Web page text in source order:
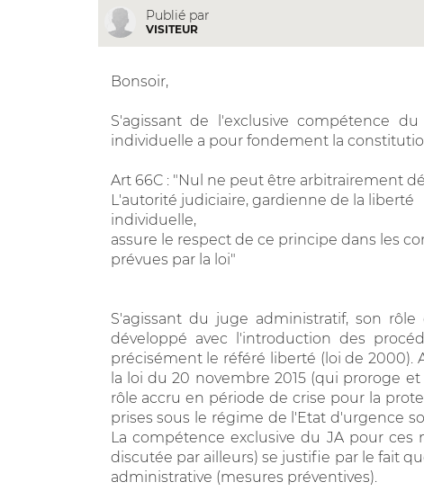
Publié par
VISITEUR
Bonsoir,
S'agissant de l'exclusive compétence
individuelle a pour fondement la
Art 66C : "Nul ne peut être arbitrairement
L'autorité judiciaire, gardienne de la liberté
individuelle,
assure le respect de ce principe dans les
prévues par la loi"
S'agissant du juge administratif, son
développé avec l'introduction des
précisément le référé liberté (loi de 2000).
la loi du 20 novembre 2015 (qui proroge
rôle accru en période de crise pour la
prises sous le régime de l'Etat d'urgence
La compétence exclusive du JA pour ces
discutée par ailleurs) se justifie par le fait
administrative (mesures préventives).